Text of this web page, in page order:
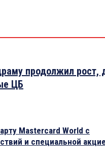
продолжил рост,
ЦБ
Mastercard World с
и специальной